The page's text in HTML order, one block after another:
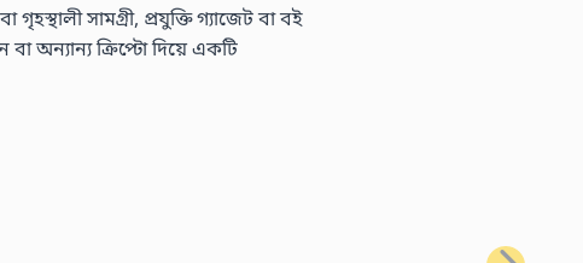
সামগ্রী, প্রযুক্তি গ্যাজেট বা বই
ক্রিপ্টো দিয়ে একটি